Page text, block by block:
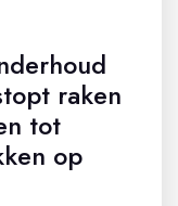
raken
tot
op